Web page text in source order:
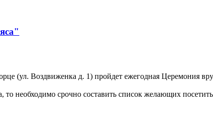
(ул. Воздвиженка д. 1) пройдет ежегодная Церемония
необходимо срочно составить список желающих